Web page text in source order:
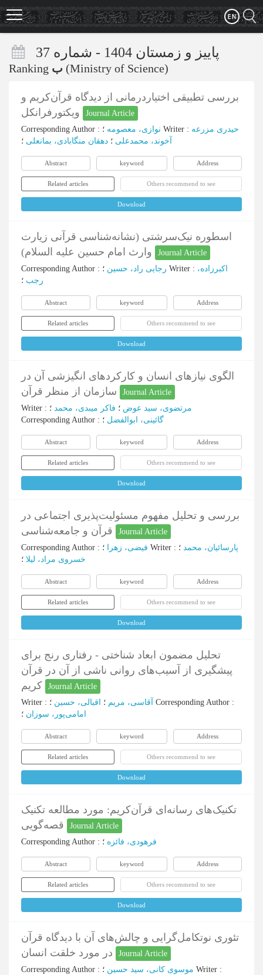
Skip
to
main
Ranking ب (Ministry of Science)
بررسی تطبیقی اختیاردرمانی از دیدگاه قرآن‌کریم و
Journal Article
Corresponding Author : نوازی، معصومه Writer : حیدری مزرعه
آخوند، محمدعلی ؛ دهقان منگابادی، بمانعلی ؛
Abstract keyword Address
Related articles Others recommend to see
Download
اسطوره نیک‌سرشتی (نشانه‌شناسی قرآنی زیارت
Journal Article
Corresponding Author : رجایی راد، حسین Writer : اکبرزاده،
رجب ؛
Abstract keyword Address
Related articles Others recommend to see
Download
الگوی نیازهای انسان و کارکردهای انگیزشی آن در
Journal Article
Writer : مرتضوی، سید عوض ؛ فاکر میبدی، محمد ؛
Corresponding Author : گائینی، ابوالفضل ؛
Abstract keyword Address
Related articles Others recommend to see
Download
بررسی و تحلیل مفهوم مسئولیت‌پذیری اجتماعی در
Journal Article
Corresponding Author : فیضی، زهرا Writer : پارسائیان، محمد ؛
خسروی مراد، لیلا ؛
Abstract keyword Address
Related articles Others recommend to see
Download
تحلیل مضمون ابعاد شناختی - رفتاری رنج برای
پیشگیری از آسیب‌های روانی ناشی از آن در قرآن
Journal Article
Writer : آقاسی، مریم ؛ اقبالی، حسین Corresponding Author :
امامی‌پور، سوزان ؛
Abstract keyword Address
Related articles Others recommend to see
Download
تکنیک‌های رسانه‌ای قرآن‌کریم: مورد مطالعه تکنیک
Journal Article
Corresponding Author : فرهودی، فائزه ؛
Abstract keyword Address
Related articles Others recommend to see
Download
تئوری نوتکامل‌گرایی و چالش‌‌های آن با دیدگاه قرآن
Journal Article
Corresponding Author : موسوی کانی، سید حسین Writer :